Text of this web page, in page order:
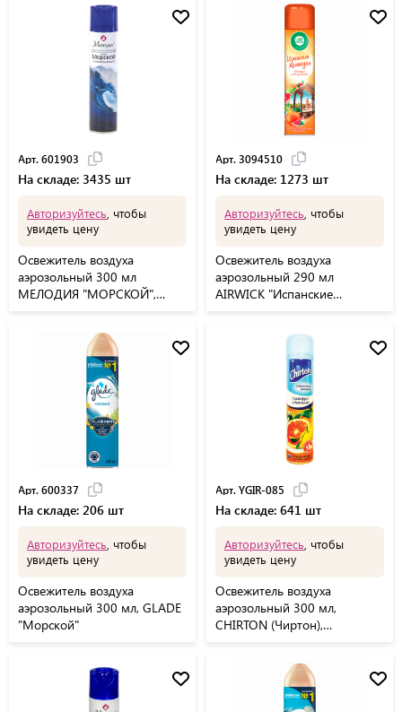
Арт. 601903
На складе: 3435 шт
Авторизуйтесь , чтобы
увидеть цену
Освежитель воздуха
аэрозольный 300 мл
МЕЛОДИЯ "МОРСКОЙ",
Арт. 3094510
На складе: 1273 шт
Авторизуйтесь , чтобы
увидеть цену
Освежитель воздуха
аэрозольный 290 мл
AIRWICK "Испанские
Арт. 600337
На складе: 206 шт
Авторизуйтесь , чтобы
увидеть цену
Освежитель воздуха
аэрозольный 300 мл, GLADE
"Морской"
Арт. YGIR-085
На складе: 641 шт
Авторизуйтесь , чтобы
увидеть цену
Освежитель воздуха
аэрозольный 300 мл,
CHIRTON (Чиртон),